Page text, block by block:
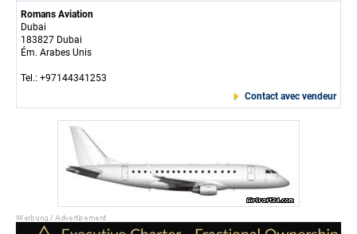
Romans Aviation
Dubai
183827 Dubai
Ém. Arabes Unis
Tel.: +97144341253
Contact avec vendeur